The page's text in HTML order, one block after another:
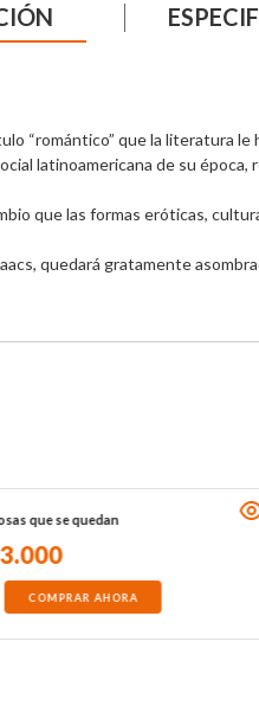
“romántico” que la literatura
latinoamericana de su
que las formas eróticas,
quedará gratamente
que se quedan
.000
COMPRAR AHORA